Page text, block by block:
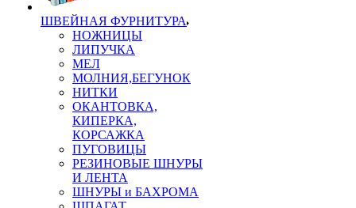
ШВЕЙНАЯ ФУРНИТУРА
НОЖНИЦЫ
ЛИПУЧКА
МЕЛ
МОЛНИЯ,БЕГУНОК
НИТКИ
ОКАНТОВКА,
КИПЕРКА,
КОРСАЖКА
ПУГОВИЦЫ
РЕЗИНОВЫЕ ШНУРЫ
И ЛЕНТА
ШНУРЫ и БАХРОМА